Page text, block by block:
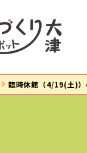
臨時休館（4/19(土)）